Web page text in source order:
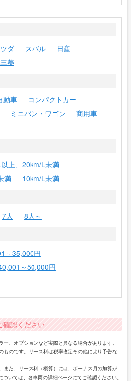
ダ スバル
日産
三菱
動車
コンパクトカー
ミニバン・ワゴン
商用車
上、20km/L未満
満
10km/L未満
7人
8人～
～35,000円
～50,000円
確認ください
、オプションなど実際と異なる場合があります。
ものです。リース料は税率改定その他により予告な
また、リース料（概算）には、ボーナス月の加算が
いては、各車両の詳細ページにてご確認ください。